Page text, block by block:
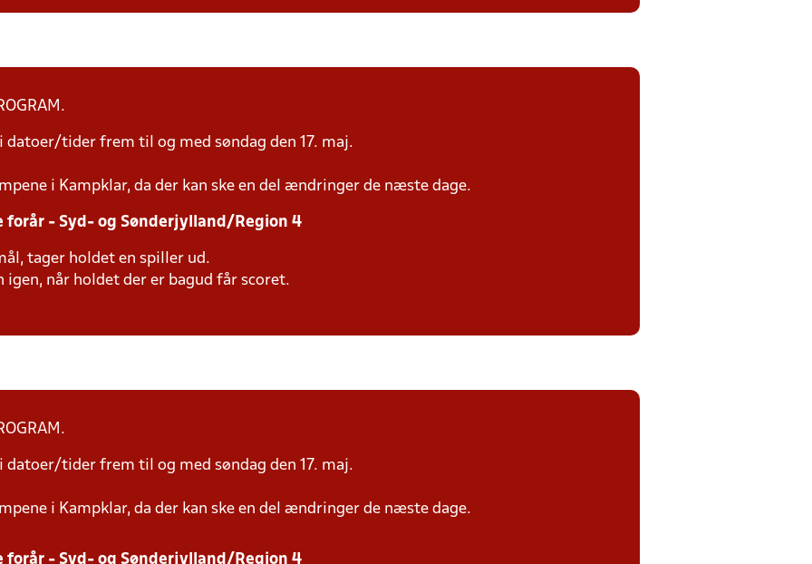
tider frem til og med søndag den 17. maj.
i Kampklar, da der kan ske en del ændringer de næste dage.
forår - Syd- og Sønderjylland/Region 4
tager holdet en spiller ud.
igen, når holdet der er bagud får scoret.
tider frem til og med søndag den 17. maj.
i Kampklar, da der kan ske en del ændringer de næste dage.
forår - Syd- og Sønderjylland/Region 4